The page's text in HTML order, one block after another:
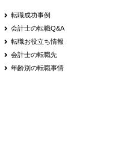
転職成功事例
会計士の転職Q&A
転職お役立ち情報
会計士の転職先
年齢別の転職事情